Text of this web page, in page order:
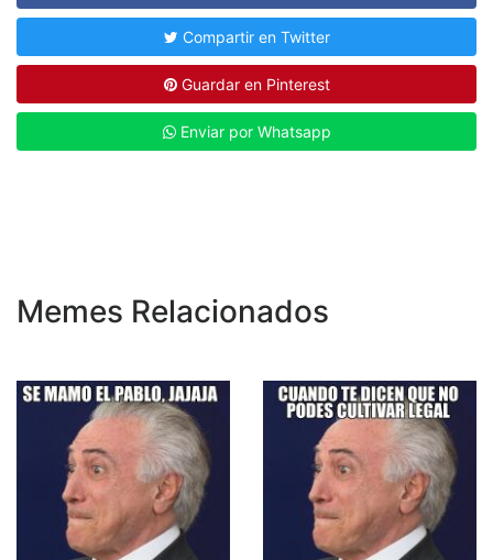
Compartir en Twitter
Guardar en Pinterest
Enviar por Whatsapp
Memes Relacionados